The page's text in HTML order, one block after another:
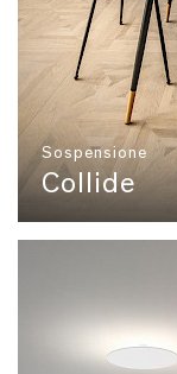
Sospensione
Collide